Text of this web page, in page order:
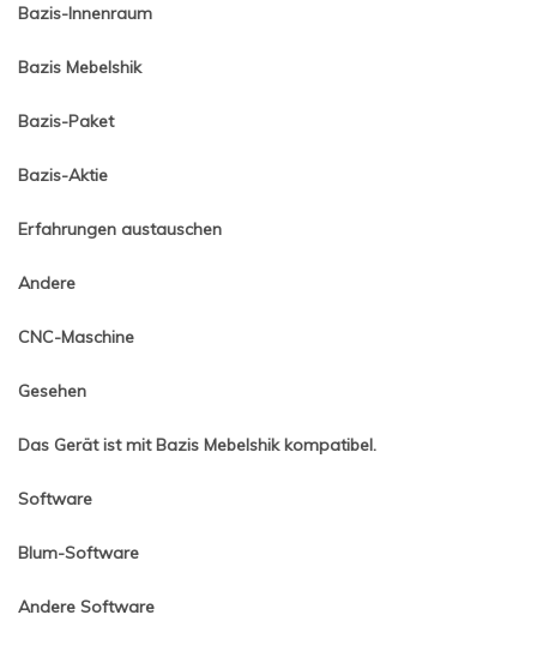
Bazis-Innenraum
Bazis Mebelshik
Bazis-Paket
Bazis-Aktie
Erfahrungen austauschen
Andere
CNC-Maschine
Gesehen
Das Gerät ist mit Bazis Mebelshik kompatibel.
Software
Blum-Software
Andere Software